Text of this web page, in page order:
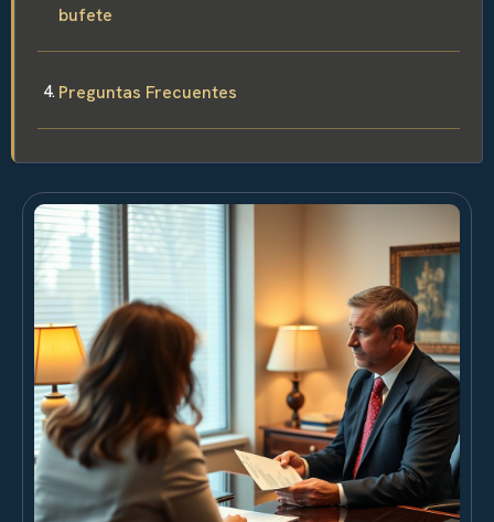
bufete
Preguntas Frecuentes